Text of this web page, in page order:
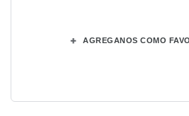
+ AGREGANOS COMO